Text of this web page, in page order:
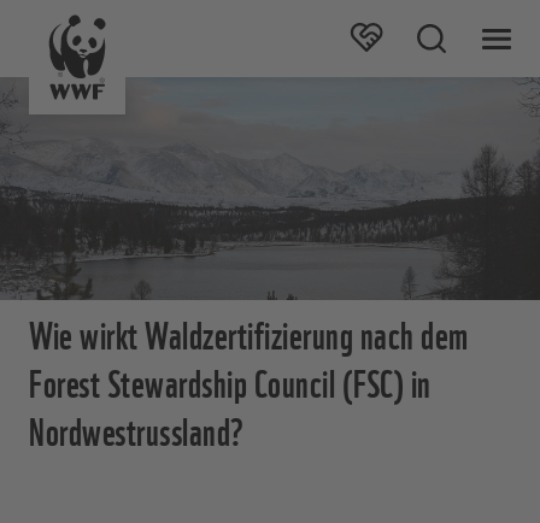
Wie wirkt Waldzertifizierung nach dem
Forest Stewardship Council (FSC) in
Nordwestrussland?